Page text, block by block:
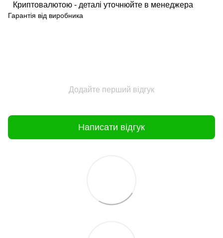
Криптовалютою - деталі уточнюйте в менеджера
Гарантія від виробника
Додайте перший відгук
Написати відгук